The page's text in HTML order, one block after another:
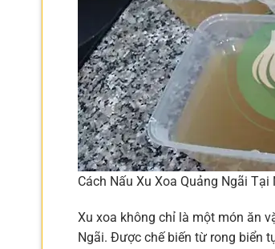
Cách Nấu Xu Xoa Quảng Ngãi Tại
Xu xoa không chỉ là một món ăn
Ngãi. Được chế biến từ rong biển